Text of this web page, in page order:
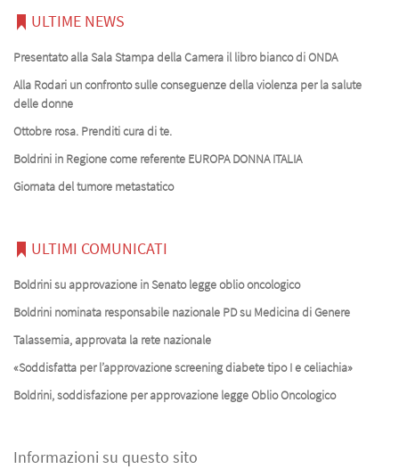
ULTIME NEWS
Presentato alla Sala Stampa della Camera il libro bianco di ONDA
Alla Rodari un confronto sulle conseguenze della violenza per la salute
delle donne
Ottobre rosa. Prenditi cura di te.
Boldrini in Regione come referente EUROPA DONNA ITALIA
Giornata del tumore metastatico
ULTIMI COMUNICATI
Boldrini su approvazione in Senato legge oblio oncologico
Boldrini nominata responsabile nazionale PD su Medicina di Genere
Talassemia, approvata la rete nazionale
«Soddisfatta per l’approvazione screening diabete tipo I e celiachia»
Boldrini, soddisfazione per approvazione legge Oblio Oncologico
Informazioni su questo sito